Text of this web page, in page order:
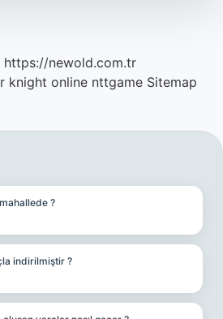
https://newold.com.tr
knight online nttgame Sitemap
?
indirilmiştir ?